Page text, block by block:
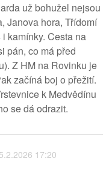
už bohužel nejsou
Janova hora, Třídomí
kamínky. Cesta na
pán, co má před
Z HM na Rovinku je
začíná boj o přežití.
k Medvědínu
se dá odrazit.
17:20